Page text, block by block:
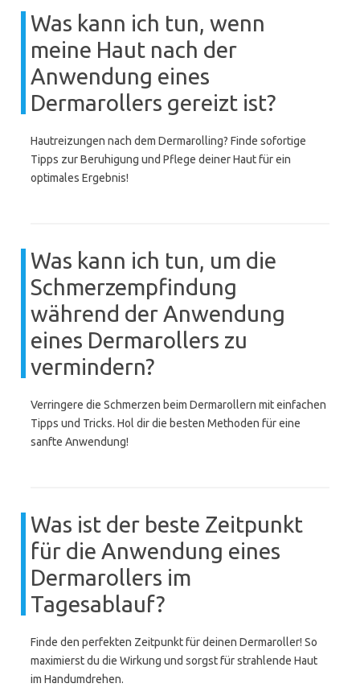
Was kann ich tun, wenn
meine Haut nach der
Anwendung eines
Dermarollers gereizt ist?
Hautreizungen nach dem Dermarolling? Finde sofortige
Tipps zur Beruhigung und Pflege deiner Haut für ein
optimales Ergebnis!
Was kann ich tun, um die
Schmerzempfindung
während der Anwendung
eines Dermarollers zu
vermindern?
Verringere die Schmerzen beim Dermarollern mit einfachen
Tipps und Tricks. Hol dir die besten Methoden für eine
sanfte Anwendung!
Was ist der beste Zeitpunkt
für die Anwendung eines
Dermarollers im
Tagesablauf?
Finde den perfekten Zeitpunkt für deinen Dermaroller! So
maximierst du die Wirkung und sorgst für strahlende Haut
im Handumdrehen.